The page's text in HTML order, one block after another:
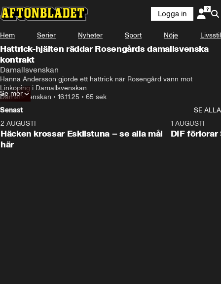
Logga in
Hem Serier Nyheter Sport Nöje Livsstil
Hattrick-hjälten räddar Rosengårds damallsvenska
kontrakt
Damallsvenskan
Hanna Andersson gjorde ett hattrick när Rosengård vann mot
Linköping i Damallsvenskan.
Damallsvenskan • 16.11.25 • 65 sek
Se mer
Senast
SE ALLA
2 AUGUSTI
Häcken krossar Eskilstuna – se alla mål
här
1 AUGUSTI
DIF